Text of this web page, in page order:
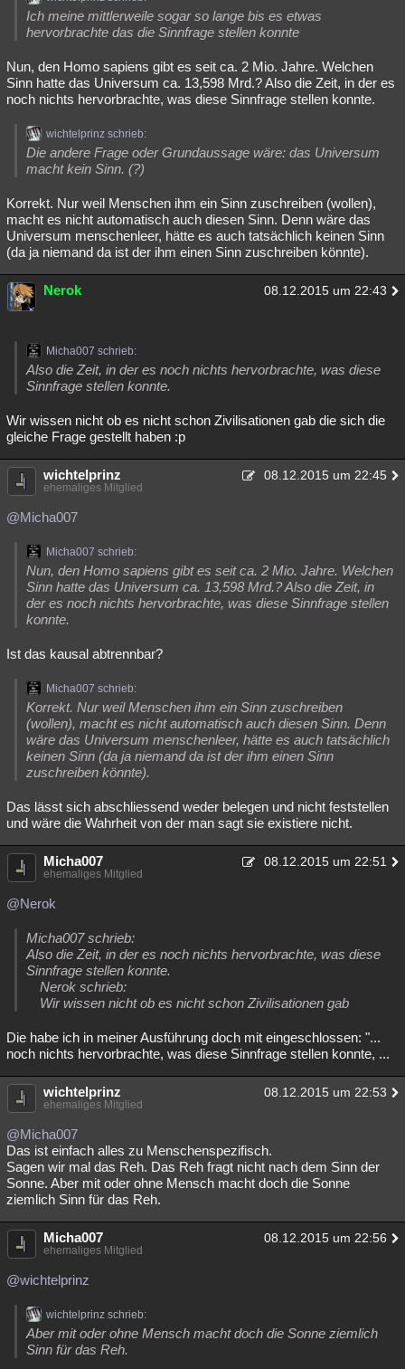
Ich meine mittlerweile sogar so lange bis es etwas
hervorbrachte das die Sinnfrage stellen konnte
Nun, den Homo sapiens gibt es seit ca. 2 Mio. Jahre. Welchen
Sinn hatte das Universum ca. 13,598 Mrd.? Also die Zeit, in der es
noch nichts hervorbrachte, was diese Sinnfrage stellen konnte.
wichtelprinz schrieb:
Die andere Frage oder Grundaussage wäre: das Universum
macht kein Sinn. (?)
Korrekt. Nur weil Menschen ihm ein Sinn zuschreiben (wollen),
macht es nicht automatisch auch diesen Sinn. Denn wäre das
Universum menschenleer, hätte es auch tatsächlich keinen Sinn
(da ja niemand da ist der ihm einen Sinn zuschreiben könnte).
Nerok 08.12.2015 um 22:43
Micha007 schrieb:
Also die Zeit, in der es noch nichts hervorbrachte, was diese
Sinnfrage stellen konnte.
Wir wissen nicht ob es nicht schon Zivilisationen gab die sich die
gleiche Frage gestellt haben :p
wichtelprinz 08.12.2015 um 22:45
ehemaliges Mitglied
@Micha007
Micha007 schrieb:
Nun, den Homo sapiens gibt es seit ca. 2 Mio. Jahre. Welchen
Sinn hatte das Universum ca. 13,598 Mrd.? Also die Zeit, in
der es noch nichts hervorbrachte, was diese Sinnfrage stellen
konnte.
Ist das kausal abtrennbar?
Micha007 schrieb:
Korrekt. Nur weil Menschen ihm ein Sinn zuschreiben
(wollen), macht es nicht automatisch auch diesen Sinn. Denn
wäre das Universum menschenleer, hätte es auch tatsächlich
keinen Sinn (da ja niemand da ist der ihm einen Sinn
zuschreiben könnte).
Das lässt sich abschliessend weder belegen und nicht feststellen
und wäre die Wahrheit von der man sagt sie existiere nicht.
Micha007 08.12.2015 um 22:51
ehemaliges Mitglied
@Nerok
Micha007 schrieb:
Also die Zeit, in der es noch nichts hervorbrachte, was diese
Sinnfrage stellen konnte.
Nerok schrieb:
Wir wissen nicht ob es nicht schon Zivilisationen gab
Die habe ich in meiner Ausführung doch mit eingeschlossen: "...
noch nichts hervorbrachte, was diese Sinnfrage stellen konnte, ...
wichtelprinz 08.12.2015 um 22:53
ehemaliges Mitglied
@Micha007
Das ist einfach alles zu Menschenspezifisch.
Sagen wir mal das Reh. Das Reh fragt nicht nach dem Sinn der
Sonne. Aber mit oder ohne Mensch macht doch die Sonne
ziemlich Sinn für das Reh.
Micha007 08.12.2015 um 22:56
ehemaliges Mitglied
@wichtelprinz
wichtelprinz schrieb:
Aber mit oder ohne Mensch macht doch die Sonne ziemlich
Sinn für das Reh.